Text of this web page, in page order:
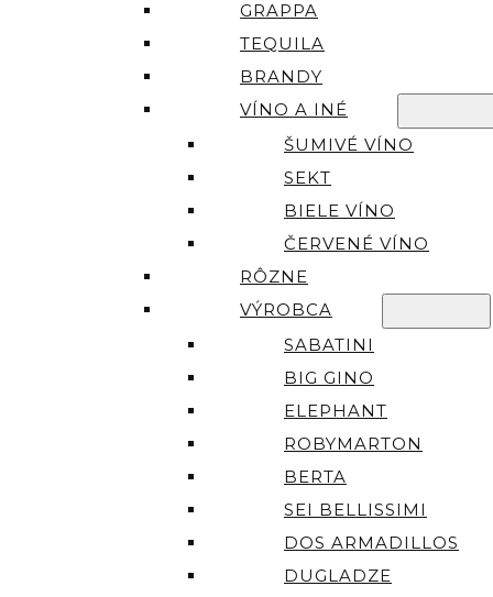
GRAPPA
TEQUILA
BRANDY
VÍNO A INÉ
ŠUMIVÉ VÍNO
SEKT
BIELE VÍNO
ČERVENÉ VÍNO
RÔZNE
VÝROBCA
SABATINI
BIG GINO
ELEPHANT
ROBYMARTON
BERTA
SEI BELLISSIMI
DOS ARMADILLOS
DUGLADZE